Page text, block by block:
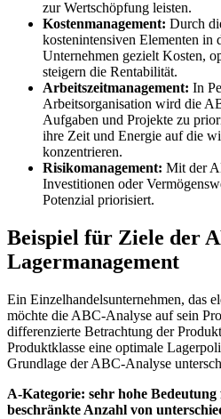
zur Wertschöpfung leisten.
Kostenmanagement: Durch
kostenintensiven Elementen in
Unternehmen gezielt Kosten,
steigern die Rentabilität.
Arbeitszeitmanagement: In
Arbeitsorganisation wird die
Aufgaben und Projekte zu
ihre Zeit und Energie auf die
konzentrieren.
Risikomanagement: Mit der
Investitionen oder
Potenzial priorisiert.
Beispiel für Ziele der
Lagermanagement
Ein Einzelhandelsunternehmen, das
möchte die ABC-Analyse auf sein
differenzierte Betrachtung der
Produktklasse eine optimale
Grundlage der ABC-Analyse
A-Kategorie: sehr hohe
beschränkte Anzahl von